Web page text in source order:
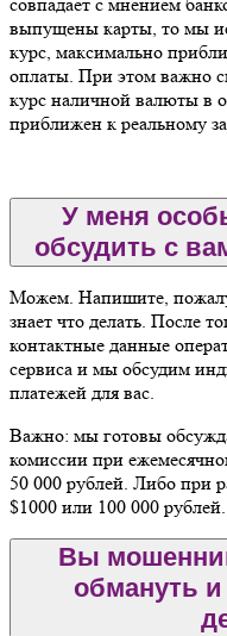
выпущены карты, то мы
курс, максимально
оплаты. При этом важно
курс наличной валюты в
приближен к реальному
У меня
обсудить с
Можем. Напишите,
знает что делать. После
контактные данные
сервиса и мы обсудим
платежей для вас.
Важно: мы готовы
комиссии при
50 000 рублей. Либо при
$1000 или 100 000 рублей.
Вы
обмануть